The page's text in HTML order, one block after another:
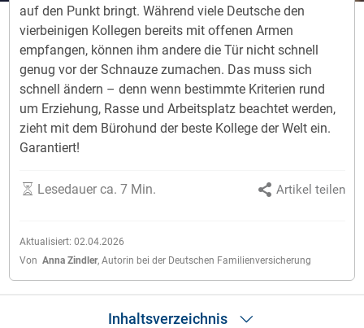
auf den Punkt bringt. Während viele Deutsche den
vierbeinigen Kollegen bereits mit offenen Armen
empfangen, können ihm andere die Tür nicht schnell
genug vor der Schnauze zumachen. Das muss sich
schnell ändern – denn wenn bestimmte Kriterien rund
um Erziehung, Rasse und Arbeitsplatz beachtet werden,
zieht mit dem Bürohund der beste Kollege der Welt ein.
Garantiert!
Aktualisiert: 02.04.2026
Von Anna Zindler, Autorin bei der Deutschen Familienversicherung
Lesedauer ca. 7 Min. Artikel teilen
Inhaltsverzeichnis